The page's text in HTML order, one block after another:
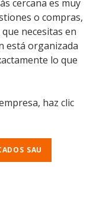
cercana es muy
o compras,
necesitas en
está organizada
lo que
haz clic
SAU